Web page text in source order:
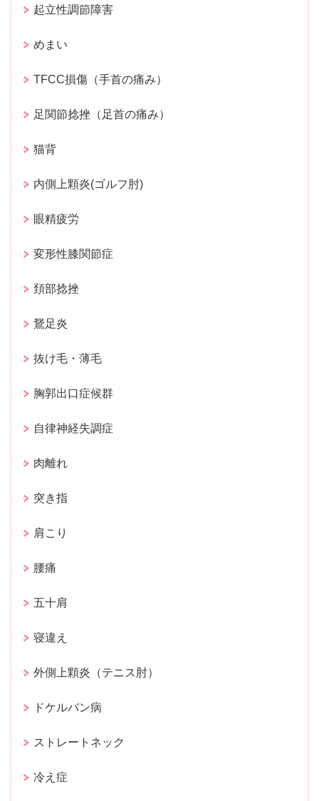
起立性調節障害
めまい
TFCC損傷（手首の痛み）
足関節捻挫（足首の痛み）
猫背
内側上顆炎(ゴルフ肘)
眼精疲労
変形性膝関節症
頚部捻挫
鵞足炎
抜け毛・薄毛
胸郭出口症候群
自律神経失調症
肉離れ
突き指
肩こり
腰痛
五十肩
寝違え
外側上顆炎（テニス肘）
ドケルバン病
ストレートネック
冷え症